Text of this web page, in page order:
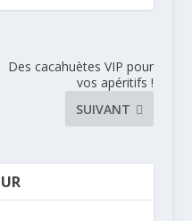
Des cacahuètes VIP pour
vos apéritifs !
SUIVANT